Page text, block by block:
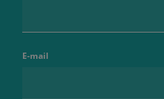
E-mail